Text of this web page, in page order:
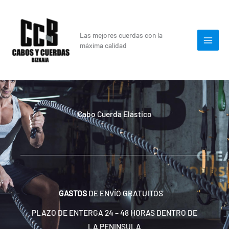
Las mejores cuerdas con la
máxima calidad
Cabo Cuerda Elástico
GASTOS DE ENVÍO GRATUITOS
PLAZO DE ENTERGA 24 – 48 HORAS DENTRO DE
LA PENINSULA